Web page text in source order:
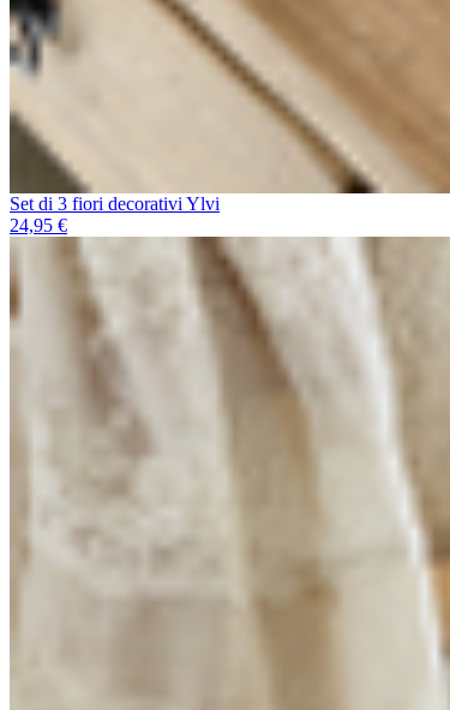
Set di 3 fiori decorativi Ylvi
24,95 €